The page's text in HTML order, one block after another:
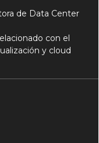
de Data Center
con el
y cloud